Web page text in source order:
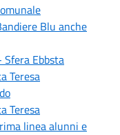
Blu anche
Ebbsta
Teresa
Teresa
linea alunni e